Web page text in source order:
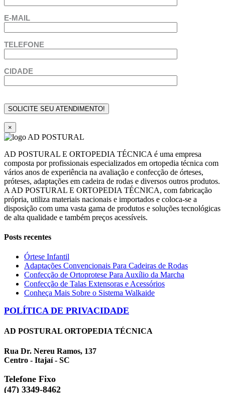
E-MAIL
TELEFONE
CIDADE
×
AD POSTURAL E ORTOPEDIA TÉCNICA é uma empresa
composta por profissionais especializados em ortopedia técnica com
vários anos de experiência na avaliação e confecção de órteses,
próteses, adaptações em cadeira de rodas e diversos outros produtos.
A AD POSTURAL E ORTOPEDIA TÉCNICA, com fabricação
própria, utiliza materiais nacionais e importados e coloca-se a
disposição com uma vasta gama de produtos e soluções tecnológicas
de alta qualidade e também preços acessíveis.
Posts recentes
Órtese Infantil
Adaptações Convencionais Para Cadeiras de Rodas
Confecção de Ortoprotese Para Auxílio da Marcha
Confecção de Talas Extensoras e Acessórios
Conheça Mais Sobre o Sistema Walkaide
POLÍTICA DE PRIVACIDADE
AD POSTURAL ORTOPEDIA TÉCNICA
Rua Dr. Nereu Ramos, 137
Centro - Itajaí - SC
Telefone Fixo
(47) 3349-8462